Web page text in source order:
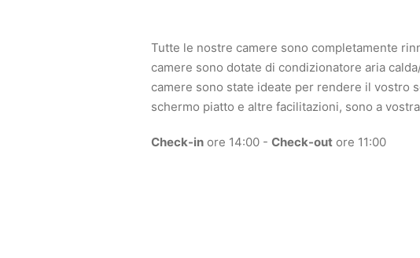
Tutte le nostre camere sono completamente
camere sono dotate di condizionatore aria
camere sono state ideate per rendere il vostro
schermo piatto e altre facilitazioni, sono a
Check-in ore 14:00 - Check-out ore 11:00